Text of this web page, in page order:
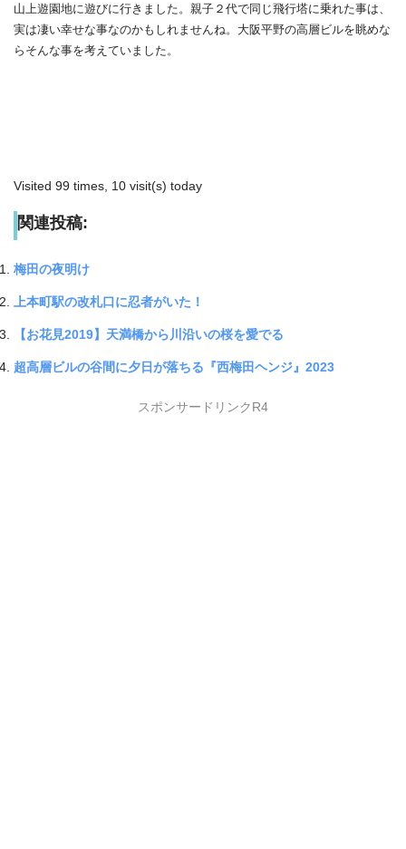
山上遊園地に遊びに行きました。親子２代で同じ飛行塔に乗れた事は、
実は凄い幸せな事なのかもしれませんね。大阪平野の高層ビルを眺めな
らそんな事を考えていました。
Visited 99 times, 10 visit(s) today
関連投稿:
梅田の夜明け
上本町駅の改札口に忍者がいた！
【お花見2019】天満橋から川沿いの桜を愛でる
超高層ビルの谷間に夕日が落ちる『西梅田ヘンジ』2023
スポンサードリンクR4